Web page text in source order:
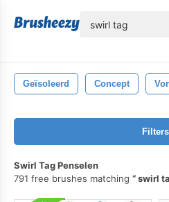
Geïsoleerd Concept
Filters
Swirl Tag Penselen
791 free brushes matching
swirl